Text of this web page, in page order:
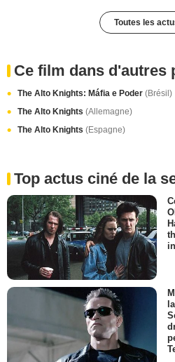
Toutes les
Ce film dans d'autres
The Alto Knights: Máfia e Poder (Brésil)
The Alto Knights (Allemagne)
The Alto Knights (Espagne)
Top actus ciné de la